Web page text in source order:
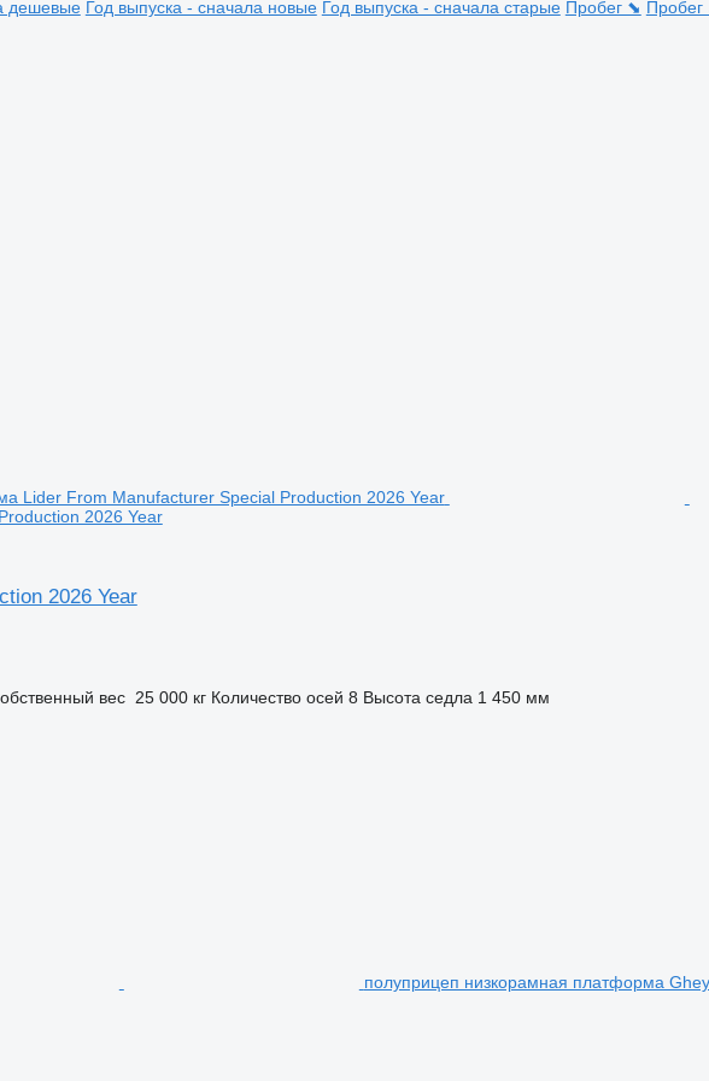
дешевые Год выпуска - сначала новые Год выпуска - сначала старые Пробег ⬊ Пробег
2026 Year
2026 Year
вес 25 000 кг Количество осей 8 Высота седла 1 450 мм
полуприцеп низкорамная платформа